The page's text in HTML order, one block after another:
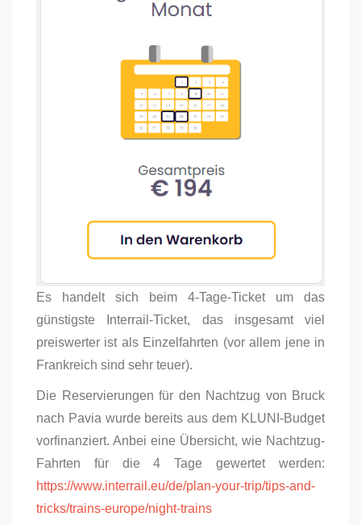
Es handelt sich beim 4-Tage-Ticket um das
günstigste Interrail-Ticket, das insgesamt viel
preiswerter ist als Einzelfahrten (vor allem jene in
Frankreich sind sehr teuer).
Die Reservierungen für den Nachtzug von Bruck
nach Pavia wurde bereits aus dem KLUNI-Budget
vorfinanziert. Anbei eine Übersicht, wie Nachtzug-
Fahrten für die 4 Tage gewertet werden:
https://www.interrail.eu/de/plan-your-trip/tips-and-
tricks/trains-europe/night-trains